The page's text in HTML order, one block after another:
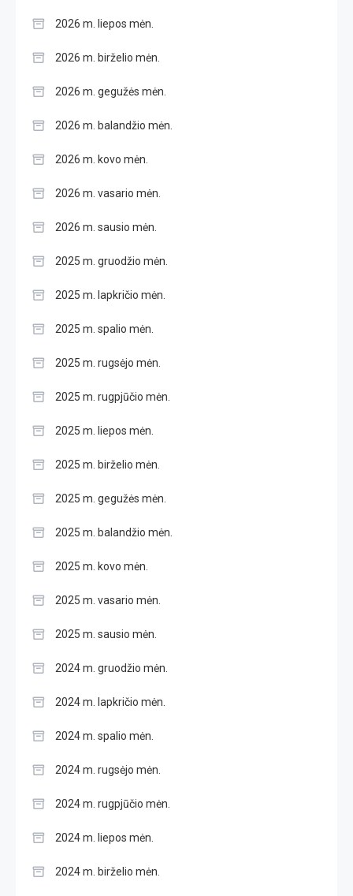
2026 m. liepos mėn.
2026 m. birželio mėn.
2026 m. gegužės mėn.
2026 m. balandžio mėn.
2026 m. kovo mėn.
2026 m. vasario mėn.
2026 m. sausio mėn.
2025 m. gruodžio mėn.
2025 m. lapkričio mėn.
2025 m. spalio mėn.
2025 m. rugsėjo mėn.
2025 m. rugpjūčio mėn.
2025 m. liepos mėn.
2025 m. birželio mėn.
2025 m. gegužės mėn.
2025 m. balandžio mėn.
2025 m. kovo mėn.
2025 m. vasario mėn.
2025 m. sausio mėn.
2024 m. gruodžio mėn.
2024 m. lapkričio mėn.
2024 m. spalio mėn.
2024 m. rugsėjo mėn.
2024 m. rugpjūčio mėn.
2024 m. liepos mėn.
2024 m. birželio mėn.